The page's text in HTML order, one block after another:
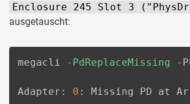
Enclosure 245 Slot 3
ausgetauscht:
megacli -PdReplaceMissing -
Adapter: 0 : Missing PD at